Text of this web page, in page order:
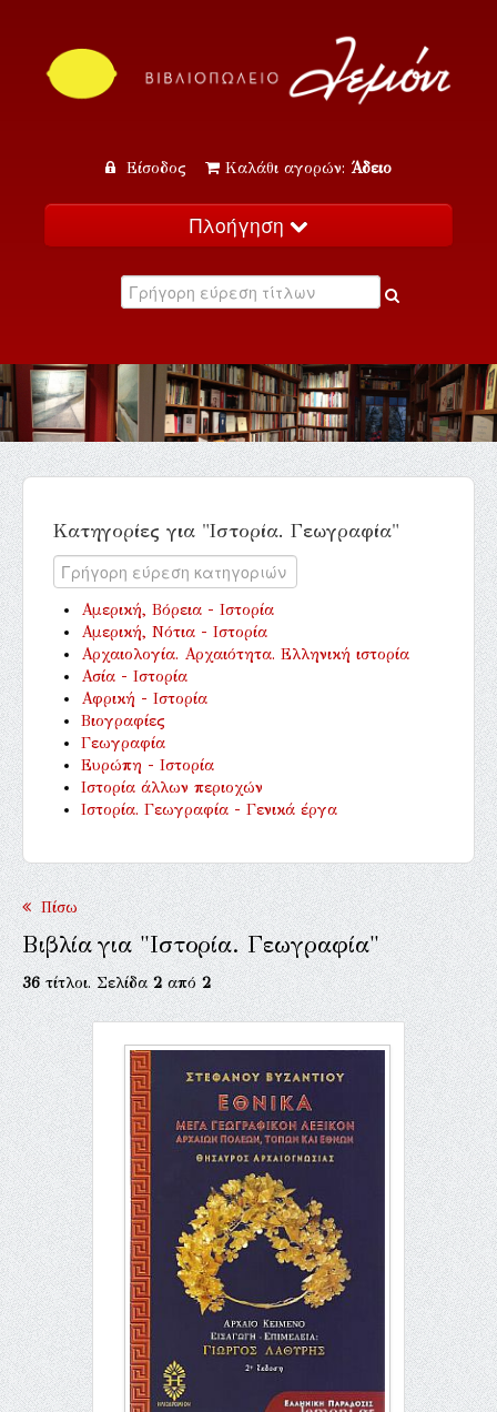
Είσοδος Καλάθι αγορών: Άδειο
Πλοήγηση
Κατάλογος
Εκδηλώσεις
Επικοινωνία
Κατηγορίες για "Ιστορία. Γεωγραφία"
Αμερική, Βόρεια - Ιστορία
Αμερική, Νότια - Ιστορία
Αρχαιολογία. Αρχαιότητα. Ελληνική ιστορία
Ασία - Ιστορία
Αφρική - Ιστορία
Βιογραφίες
Γεωγραφία
Ευρώπη - Ιστορία
Ιστορία άλλων περιοχών
Ιστορία. Γεωγραφία - Γενικά έργα
Πίσω
Βιβλία για "Ιστορία. Γεωγραφία"
36τίτλοι. Σελίδα2από2